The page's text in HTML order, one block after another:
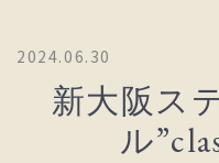
2024.06.30
新大阪ス
ル